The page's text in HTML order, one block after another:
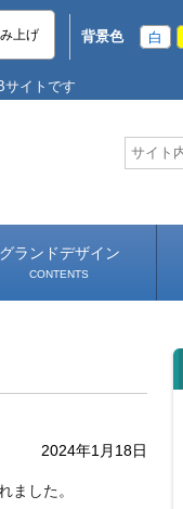
上げ 背景色 白
サイトです
グランドデザイン
CONTENTS
2024年1月18日
ました。